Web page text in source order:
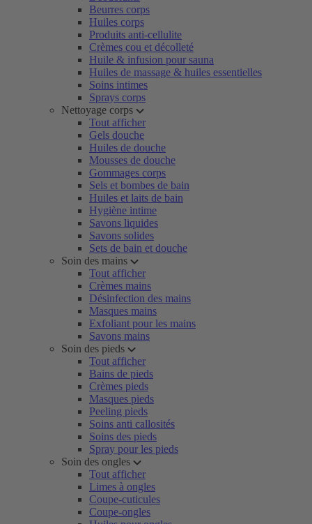
Beurres corps
Huiles corps
Produits anti-cellulite
Crèmes cou et décolleté
Huile & infusion pour sauna
Huiles de massage & huiles essentielles
Soins intimes
Sprays corps
Nettoyage corps
Tout afficher
Gels douche
Huiles de douche
Mousses de douche
Gommages corps
Sels et bombes de bain
Huiles et laits de bain
Hygiène intime
Savons liquides
Savons solides
Sets de bain et douche
Soin des mains
Tout afficher
Crèmes mains
Désinfection des mains
Masques mains
Exfoliant pour les mains
Savons mains
Soin des pieds
Tout afficher
Bains de pieds
Crèmes pieds
Masques pieds
Peeling pieds
Soins anti callosités
Soins des pieds
Spray pour les pieds
Soin des ongles
Tout afficher
Limes à ongles
Coupe-cuticules
Coupe-ongles